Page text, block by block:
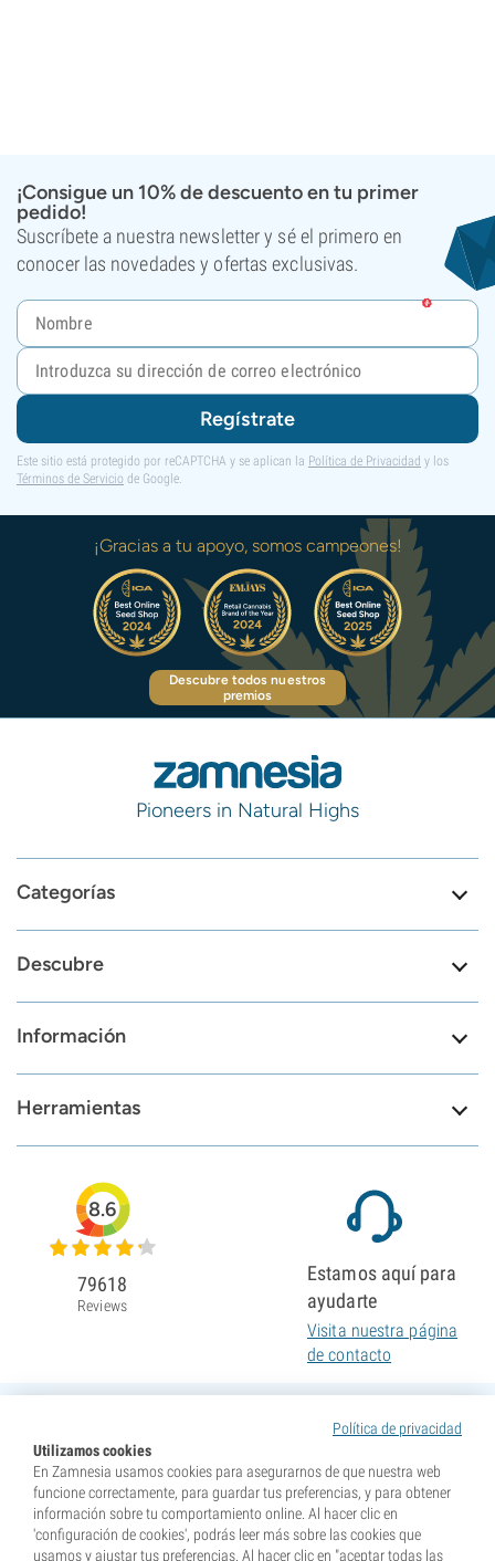
¡Consigue un 10% de descuento en tu primer
pedido!
Suscríbete a nuestra newsletter y sé el primero en
conocer las novedades y ofertas exclusivas.
Regístrate
Este sitio está protegido por reCAPTCHA y se aplican la Política de Privacidad y los
Términos de Servicio de Google.
¡Gracias a tu apoyo, somos campeones!
Descubre todos nuestros
premios
Pioneers in Natural Highs
Categorías
Descubre
Información
Herramientas
Política de privacidad
Utilizamos cookies
En Zamnesia usamos cookies para asegurarnos de que nuestra web
funcione correctamente, para guardar tus preferencias, y para obtener
información sobre tu comportamiento online. Al hacer clic en
'configuración de cookies', podrás leer más sobre las cookies que
usamos y ajustar tus preferencias. Al hacer clic en "aceptar todas las
8.6
79618
Reviews
Estamos aquí para
ayudarte
Visita nuestra página
de contacto